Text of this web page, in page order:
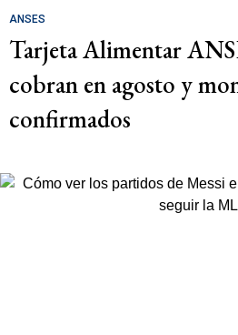
ANSES
Tarjeta Alimentar
cobran en agosto y
confirmados